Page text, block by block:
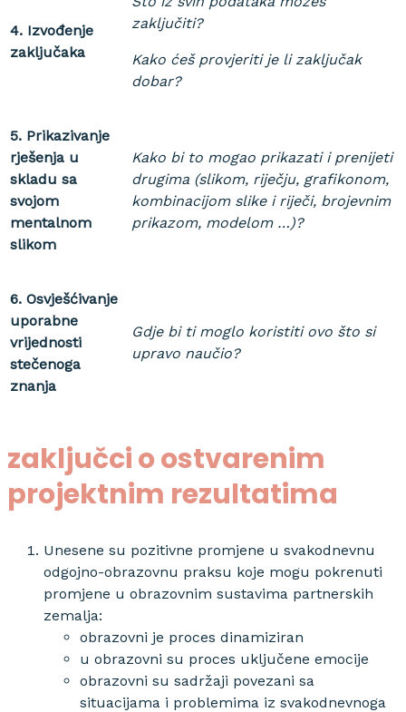
4. Izvođenje
zaključaka
zaključiti?
Kako ćeš provjeriti je li zaključak
dobar?
5. Prikazivanje
rješenja u
skladu sa
svojom
mentalnom
slikom
Kako bi to mogao prikazati i prenijeti
drugima (slikom, riječju, grafikonom,
kombinacijom slike i riječi, brojevnim
prikazom, modelom …)?
6. Osvješćivanje
uporabne
vrijednosti
stečenoga
znanja
Gdje bi ti moglo koristiti ovo što si
upravo naučio?
zaključci o ostvarenim
projektnim rezultatima
Unesene su pozitivne promjene u svakodnevnu
odgojno-obrazovnu praksu koje mogu pokrenuti
promjene u obrazovnim sustavima partnerskih
zemalja:
obrazovni je proces dinamiziran
u obrazovni su proces uključene emocije
obrazovni su sadržaji povezani sa
situacijama i problemima iz svakodnevnoga